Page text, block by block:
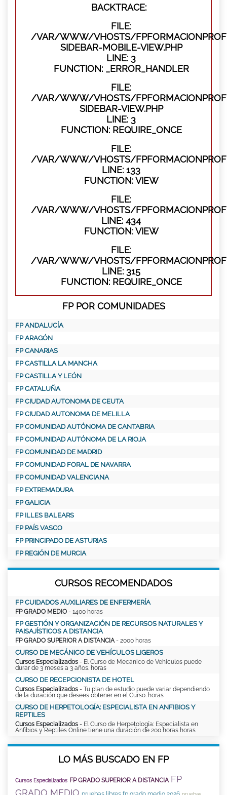
BACKTRACE:
FILE:
/VAR/WWW/VHOSTS/
SIDEBAR-MOBILE-VIEW.PHP
LINE: 3
FUNCTION: _ERROR_HANDLER
FILE:
/VAR/WWW/VHOSTS/
SIDEBAR-VIEW.PHP
LINE: 3
FUNCTION: REQUIRE_ONCE
FILE:
/VAR/WWW/VHOSTS/
LINE: 133
FUNCTION: VIEW
FILE:
/VAR/WWW/VHOSTS/
LINE: 434
FUNCTION: VIEW
FILE:
/VAR/WWW/VHOSTS/
LINE: 315
FUNCTION: REQUIRE_ONCE
FP POR COMUNIDADES
FP ANDALUCÍA
FP ARAGÓN
FP CANARIAS
FP CASTILLA LA MANCHA
FP CASTILLA Y LEÓN
FP CATALUÑA
FP CIUDAD AUTONOMA DE CEUTA
FP CIUDAD AUTONOMA DE MELILLA
FP COMUNIDAD AUTÓNOMA DE CANTABRIA
FP COMUNIDAD AUTÓNOMA DE LA RIOJA
FP COMUNIDAD DE MADRID
FP COMUNIDAD FORAL DE NAVARRA
FP COMUNIDAD VALENCIANA
FP EXTREMADURA
FP GALICIA
FP ILLES BALEARS
FP PAÍS VASCO
FP PRINCIPADO DE ASTURIAS
FP REGIÓN DE MURCIA
CURSOS RECOMENDADOS
FP CUIDADOS AUXILIARES DE ENFERMERÍA
FP GRADO MEDIO - 1400 horas
FP GESTIÓN Y ORGANIZACIÓN DE RECURSOS NATURALES Y
PAISAJÍSTICOS A DISTANCIA
FP GRADO SUPERIOR A DISTANCIA - 2000 horas
CURSO DE MECÁNICO DE VEHÍCULOS LIGEROS
Cursos Especializados - El Curso de Mecánico de Vehículos puede
durar de 3 meses a 3 años. horas
CURSO DE RECEPCIONISTA DE HOTEL
Cursos Especializados - Tu plan de estudio puede variar dependiendo
de la duración que desees obtener en el Curso. horas
CURSO DE HERPETOLOGÍA: ESPECIALISTA EN ANFIBIOS Y
REPTILES
Cursos Especializados - El Curso de Herpetología: Especialista en
Anfibios y Reptiles Online tiene una duración de 200 horas horas
LO MÁS BUSCADO EN FP
Cursos Especializados FP GRADO SUPERIOR A DISTANCIA FP
GRADO MEDIO